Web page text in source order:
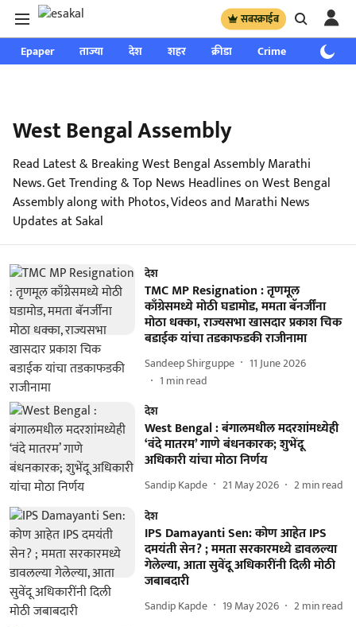
सबस्क्राईब
Epaper ताज्या देश शहर क्रीडा Crime साप्ताहिक
West Bengal Assembly
Read Latest & Breaking West Bengal Assembly Marathi
News. Get Trending & Top News Headlines on West Bengal
Assembly along with Photos, Videos and Marathi News
Updates at Sakal
देश
TMC MP Resignation : तृणमूल
काँग्रेसमध्ये मोठी घडामोड, ममता बॅनर्जींना
मोठा धक्का, राज्यसभा खासदार प्रकाश चिक
बडाईक यांचा तडकाफडकी राजीनामा
Sandeep Shirguppe
11 June 2026
1 min read
देश
West Bengal : बंगालमधील मदरशांमध्येही
‘वंदे मातरम’ गाणे बंधनकारक; शुभेंदू
अधिकारी यांचा मोठा निर्णय
Sandip Kapde 21 May 2026 2min read
देश
IPS Damayanti Sen: कोण आहेत IPS
दमयंती सेन? ; ममता सरकारमध्ये डावलल्या
गेलेल्या, आता सुवेंदू अधिकारींनी दिली मोठी
जबाबदारी
Sandip Kapde 19 May 2026 2min read